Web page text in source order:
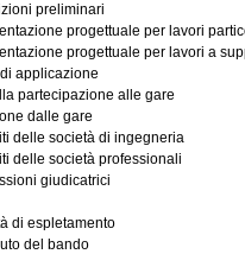
preliminari
progettuale per lavori
progettuale per lavori a
applicazione
partecipazione alle gare
dalle gare
delle società di ingegneria
delle società professionali
giudicatrici
di espletamento
del bando